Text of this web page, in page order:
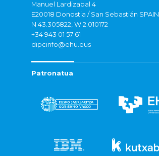
Manuel Lardizabal 4
E20018 Donostia / San Sebastián SPAIN
N 43.305822, W 2.010172
+34 943 01 57 61
dipcinfo@ehu.eus
Patronatua